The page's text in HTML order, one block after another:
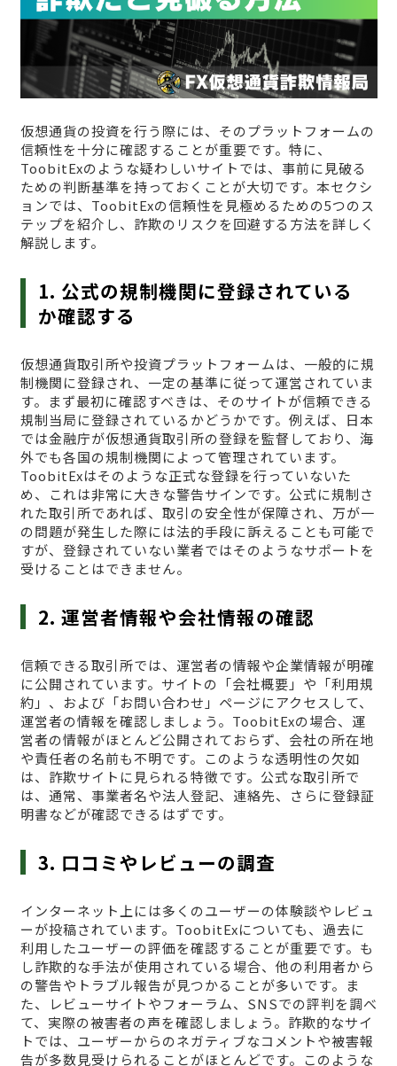
仮想通貨の投資を行う際には、そのプラットフォームの
信頼性を十分に確認することが重要です。特に、
ToobitExのような疑わしいサイトでは、事前に見破る
ための判断基準を持っておくことが大切です。本セクシ
ョンでは、ToobitExの信頼性を見極めるための5つのス
テップを紹介し、詐欺のリスクを回避する方法を詳しく
解説します。
1. 公式の規制機関に登録されている
か確認する
仮想通貨取引所や投資プラットフォームは、一般的に規
制機関に登録され、一定の基準に従って運営されていま
す。まず最初に確認すべきは、そのサイトが信頼できる
規制当局に登録されているかどうかです。例えば、日本
では金融庁が仮想通貨取引所の登録を監督しており、海
外でも各国の規制機関によって管理されています。
ToobitExはそのような正式な登録を行っていないた
め、これは非常に大きな警告サインです。公式に規制さ
れた取引所であれば、取引の安全性が保障され、万が一
の問題が発生した際には法的手段に訴えることも可能で
すが、登録されていない業者ではそのようなサポートを
受けることはできません。
2. 運営者情報や会社情報の確認
信頼できる取引所では、運営者の情報や企業情報が明確
に公開されています。サイトの「会社概要」や「利用規
約」、および「お問い合わせ」ページにアクセスして、
運営者の情報を確認しましょう。ToobitExの場合、運
営者の情報がほとんど公開されておらず、会社の所在地
や責任者の名前も不明です。このような透明性の欠如
は、詐欺サイトに見られる特徴です。公式な取引所で
は、通常、事業者名や法人登記、連絡先、さらに登録証
明書などが確認できるはずです。
3. 口コミやレビューの調査
インターネット上には多くのユーザーの体験談やレビュ
ーが投稿されています。ToobitExについても、過去に
利用したユーザーの評価を確認することが重要です。も
し詐欺的な手法が使用されている場合、他の利用者から
の警告やトラブル報告が見つかることが多いです。ま
た、レビューサイトやフォーラム、SNSでの評判を調べ
て、実際の被害者の声を確認しましょう。詐欺的なサイ
トでは、ユーザーからのネガティブなコメントや被害報
告が多数見受けられることがほとんどです。このような